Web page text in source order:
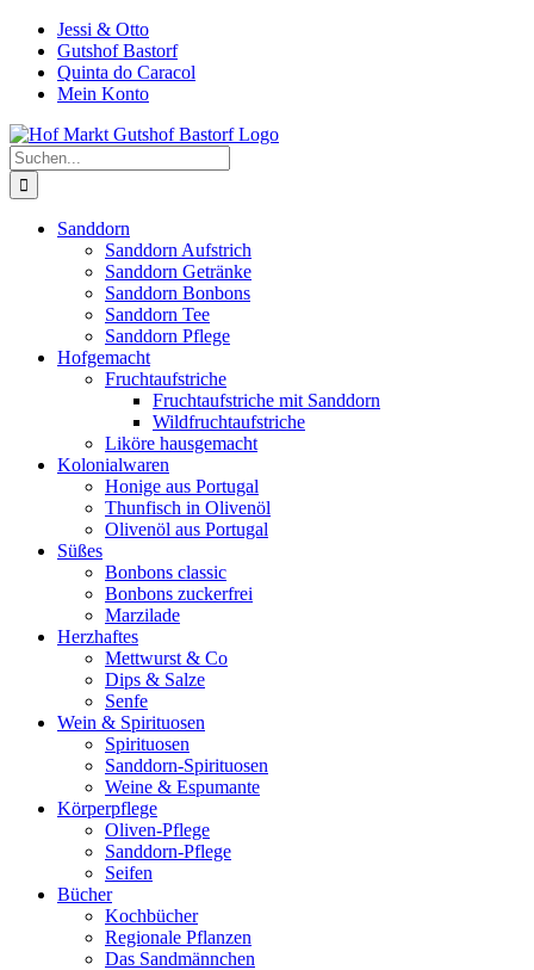
Zum
Inhalt
springen
Jessi & Otto
Gutshof Bastorf
Quinta do Caracol
Mein Konto
Suche
nach:
Sanddorn
Sanddorn Aufstrich
Sanddorn Getränke
Sanddorn Bonbons
Sanddorn Tee
Sanddorn Pflege
Hofgemacht
Fruchtaufstriche
Fruchtaufstriche mit Sanddorn
Wildfruchtaufstriche
Liköre hausgemacht
Kolonialwaren
Honige aus Portugal
Thunfisch in Olivenöl
Olivenöl aus Portugal
Süßes
Bonbons classic
Bonbons zuckerfrei
Marzilade
Herzhaftes
Mettwurst & Co
Dips & Salze
Senfe
Wein & Spirituosen
Spirituosen
Sanddorn-Spirituosen
Weine & Espumante
Körperpflege
Oliven-Pflege
Sanddorn-Pflege
Seifen
Bücher
Kochbücher
Regionale Pflanzen
Das Sandmännchen